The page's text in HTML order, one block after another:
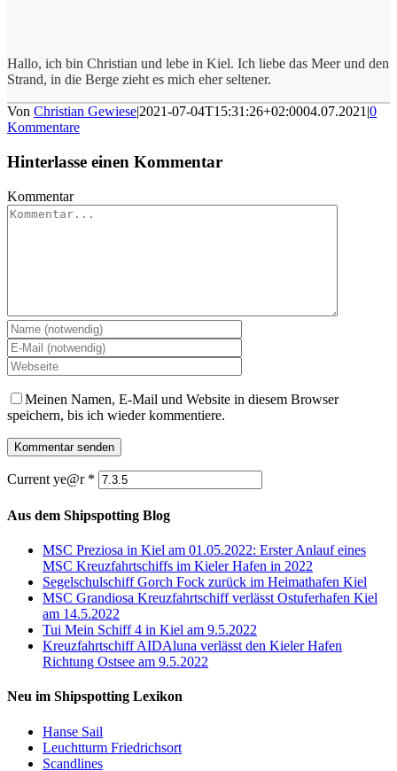
Hallo, ich bin Christian und lebe in Kiel. Ich liebe das Meer und den
Strand, in die Berge zieht es mich eher seltener.
Von Christian Gewiese|2021-07-04T15:31:26+02:0004.07.2021 |0
Kommentare
Hinterlasse einen Kommentar
Kommentar
Meinen Namen, E-Mail und Website in diesem Browser
speichern, bis ich wieder kommentiere.
Current ye@r *
Aus dem Shipspotting Blog
MSC Preziosa in Kiel am 01.05.2022: Erster Anlauf eines
MSC Kreuzfahrtschiffs im Kieler Hafen in 2022
Segelschulschiff Gorch Fock zurück im Heimathafen Kiel
MSC Grandiosa Kreuzfahrtschiff verlässt Ostuferhafen Kiel
am 14.5.2022
Tui Mein Schiff 4 in Kiel am 9.5.2022
Kreuzfahrtschiff AIDAluna verlässt den Kieler Hafen
Richtung Ostsee am 9.5.2022
Neu im Shipspotting Lexikon
Hanse Sail
Leuchtturm Friedrichsort
Scandlines